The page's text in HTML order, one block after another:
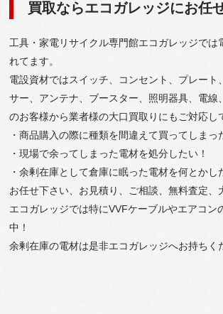
買取ならエコガレッジにお任
工具・家電リサイクル専門館エコガレッジでは
れてます。
電設資材ではスイッチ、コンセント、プレート
サー、アンテナ、ブースター、照明器具、電線
のお客様から業者様の大口買取りにもご対応し
・商品購入の際に種類を間違えて買ってしまっ
・現場で余ってしまった電材を処分したい！
・余剰在庫として倉庫に眠った電材を何とかし
お任せ下さい、お見積り、ご相談、無料査定、
エコガレッジでは特にVVFケーブルやエアコン
中！
余剰在庫の電材は是非エコガレッジへお持ちく